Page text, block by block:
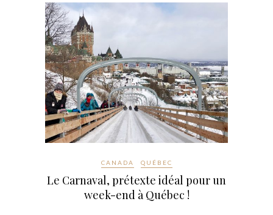
CANADA QUÉBEC
Le Carnaval, prétexte idéal pour un
week-end à Québec !